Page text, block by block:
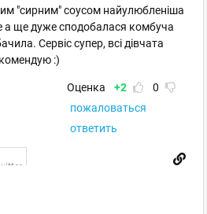
"сирним" соусом найулюбленіша
а ще дуже сподобалася комбуча
Сервіс супер, всі дівчата
:)
Оценка +2
0
пожаловаться
ответить